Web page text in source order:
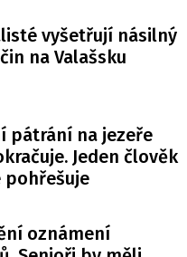
vyšetřují násilný
na Valašsku
pátrání na jezeře
Jeden člověk
pohřešuje
oznámení